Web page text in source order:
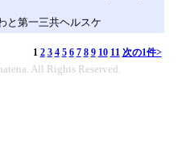
と第一三共ヘルスケ
1 2 3 4 5 6 7 8 9 10 11 次の1件>
All Rights Reserved.